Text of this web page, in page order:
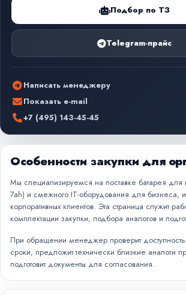
Подбор по ТЗ
Telegram-прайс
Написать менеджеру
Показать e-mail
+7 (495) 143-45-45
Особенности закупки для
Мы специализируемся на поставке батарея для
7ah) и смежного IT-оборудования для бизнеса,
корпоративных клиентов. Эта страница служит
комплектации закупки, подбора аналогов и
При обращении менеджер проверит доступность
сроки, предложит технически близкие аналоги
подготовит документы для согласования.